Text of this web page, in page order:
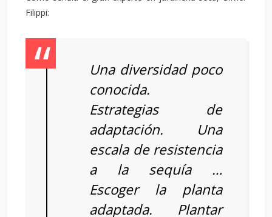
Filippi:
Una diversidad poco
conocida.
Estrategias de
adaptación. Una
escala de resistencia
a la sequía …
Escoger la planta
adaptada. Plantar